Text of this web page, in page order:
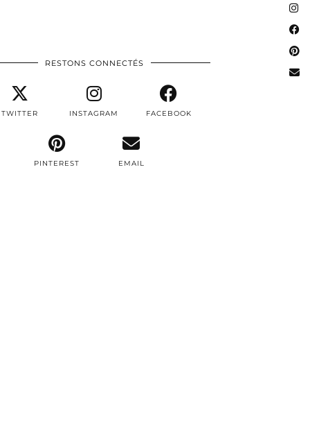
RESTONS CONNECTÉS
TWITTER INSTAGRAM FACEBOOK
PINTEREST EMAIL